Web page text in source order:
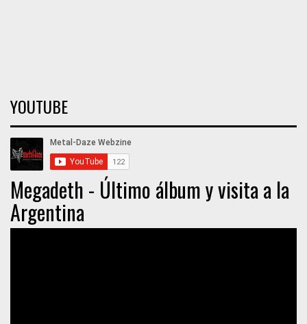
YOUTUBE
Megadeth - Último álbum y visita a la
Argentina